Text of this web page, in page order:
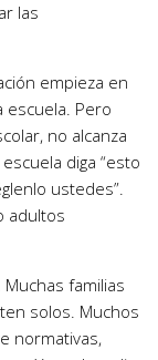
las
empieza en
escuela. Pero
no alcanza
diga “esto
ustedes”.
adultos
familias
solos. Muchos
normativas,